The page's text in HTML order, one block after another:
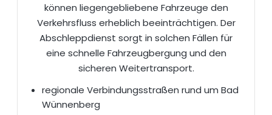
können liegengebliebene Fahrzeuge den
Verkehrsfluss erheblich beeinträchtigen. Der
Abschleppdienst sorgt in solchen Fällen für
eine schnelle Fahrzeugbergung und den
sicheren Weitertransport.
regionale Verbindungsstraßen rund um Bad
Wünnenberg